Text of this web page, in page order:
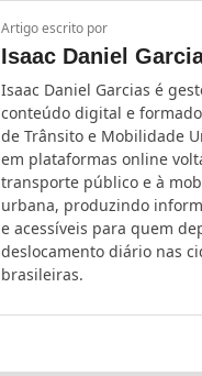
Artigo escrito por
Isaac Daniel
Isaac Daniel Garcias é
conteúdo digital e
de Trânsito e Mobilidade
em plataformas online
transporte público e à
urbana, produzindo
e acessíveis para quem
deslocamento diário nas
brasileiras.